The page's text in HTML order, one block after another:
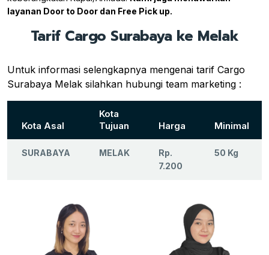
layanan Door to Door dan Free Pick up.
Tarif Cargo Surabaya ke Melak
Untuk informasi selengkapnya mengenai tarif Cargo
Surabaya Melak silahkan hubungi team marketing :
Kota Asal
Kota
Tujuan
Harga Minimal
SURABAYA MELAK
Rp.
7.200
50 Kg